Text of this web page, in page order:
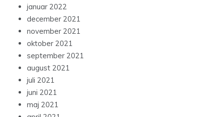
januar 2022
december 2021
november 2021
oktober 2021
september 2021
august 2021
juli 2021
juni 2021
maj 2021